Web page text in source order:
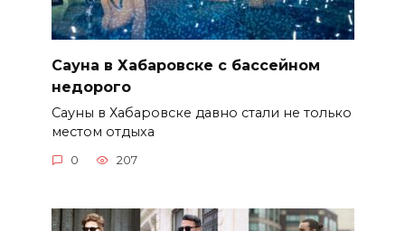
Сауна в Хабаровске с бассейном
недорого
Сауны в Хабаровске давно стали не только
местом отдыха
0 207